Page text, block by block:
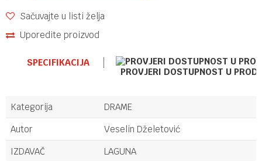
Sačuvajte u listi želja
Uporedite proizvod
SPECIFIKACIJA
PROVJERI DOSTUPNOST U
Kategorija
DRAME
Autor
Veselin Dželetović
IZDAVAČ
LAGUNA